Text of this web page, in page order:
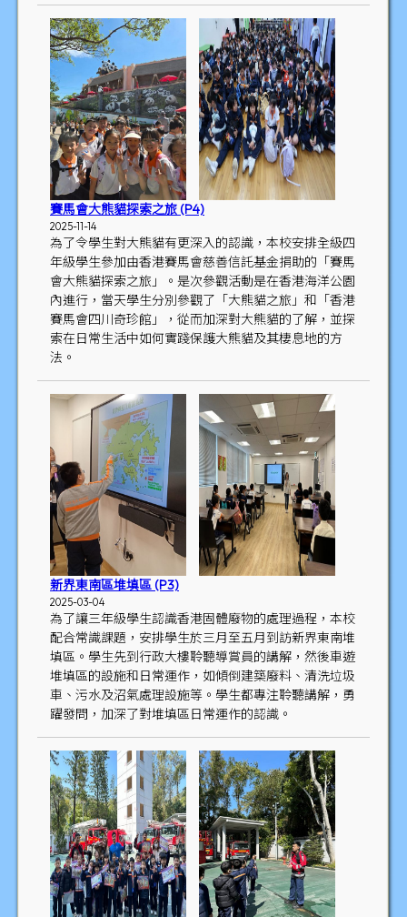
賽馬會大熊貓探索之旅 (P4)
2025-11-14
為了令學生對大熊貓有更深入的認識，本校安排全級四
年級學生參加由香港賽馬會慈善信託基金捐助的「賽馬
會大熊貓探索之旅」。是次參觀活動是在香港海洋公園
內進行，當天學生分別參觀了「大熊貓之旅」和「香港
賽馬會四川奇珍館」，從而加深對大熊貓的了解，並探
索在日常生活中如何實踐保護大熊貓及其棲息地的方
法。
新界東南區堆填區 (P3)
2025-03-04
為了讓三年級學生認識香港固體廢物的處理過程，本校
配合常識課題，安排學生於三月至五月到訪新界東南堆
填區。學生先到行政大樓聆聽導賞員的講解，然後車遊
堆填區的設施和日常運作，如傾倒建築廢料、清洗垃圾
車、污水及沼氣處理設施等。學生都專注聆聽講解，勇
躍發問，加深了對堆填區日常運作的認識。